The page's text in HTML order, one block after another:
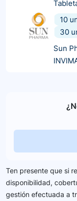
10
30
Sun
Ten presente que si
disponibilidad,
gestión efectuada a